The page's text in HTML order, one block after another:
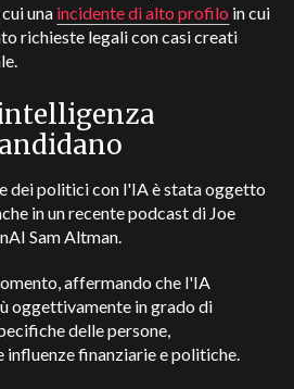
una incidente di alto profilo in cui
richieste legali con casi creati
dei politici con l'IA è stata oggetto
in un recente podcast di Joe
Sam Altman.
affermando che l'IA
oggettivamente in grado di
delle persone,
influenze finanziarie e politiche.